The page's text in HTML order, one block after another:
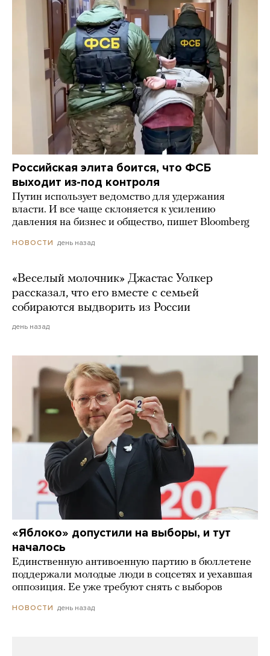
Российская элита боится, что ФСБ
выходит из-под контроля
Путин использует ведомство для удержания
власти. И все чаще склоняется к усилению
давления на бизнес и общество, пишет Bloomberg
НОВОСТИ день назад
«Веселый молочник» Джастас Уолкер
рассказал, что его вместе с семьей
собираются выдворить из России
день назад
«Яблоко» допустили на выборы, и тут
началось
Единственную антивоенную партию в бюллетене
поддержали молодые люди в соцсетях и уехавшая
оппозиция. Ее уже требуют снять с выборов
НОВОСТИ день назад